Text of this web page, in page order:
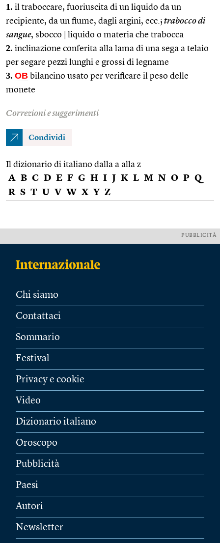
1. il traboccare, fuoriuscita di un liquido da un
recipiente, da un fiume, dagli argini, ecc.; trabocco di
sangue, sbocco liquido o materia che trabocca
2. inclinazione conferita alla lama di una sega a telaio
per segare pezzi lunghi e grossi di legname
3. OB bilancino usato per verificare il peso delle
monete
Correzioni e suggerimenti
Condividi
Il dizionario di italiano dalla a alla z
A B C D E F G H I J K L M N O P Q
R S T U V W X Y Z
PUBBLICITÀ
Chi siamo
Contattaci
Sommario
Festival
Privacy e cookie
Video
Dizionario italiano
Oroscopo
Pubblicità
Paesi
Autori
Newsletter